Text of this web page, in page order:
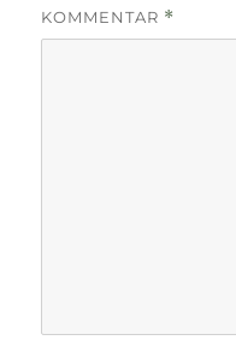
KOMMENTAR *